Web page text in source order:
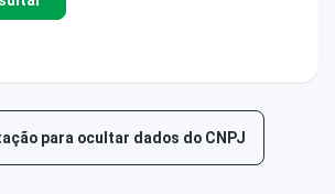
para ocultar dados do CNPJ